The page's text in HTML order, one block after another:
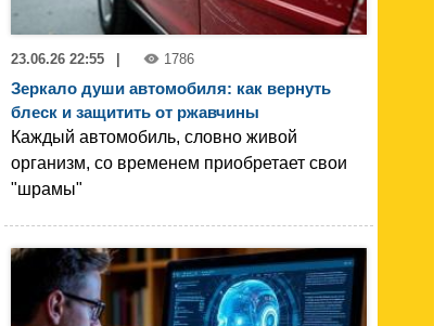
23.06.26 22:55 | 1786
Зеркало души автомобиля: как вернуть
блеск и защитить от ржавчины
Каждый автомобиль, словно живой
организм, со временем приобретает свои
"шрамы"